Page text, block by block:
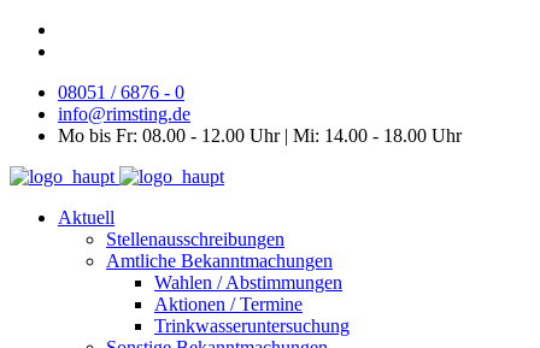
08051 / 6876 - 0
info@rimsting.de
Mo bis Fr: 08.00 - 12.00 Uhr | Mi: 14.00 - 18.00 Uhr
Aktuell
Stellenausschreibungen
Amtliche Bekanntmachungen
Wahlen / Abstimmungen
Aktionen / Termine
Trinkwasseruntersuchung